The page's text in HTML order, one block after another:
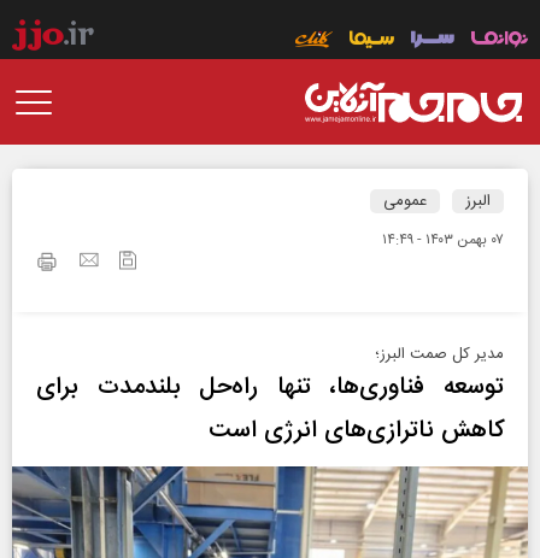
البرز عمومی
۰۷ بهمن ۱۴۰۳ - ۱۴:۴۹
مدیر کل صمت البرز؛
توسعه فناوری‌ها، تنها راه‌حل بلندمدت برای
کاهش ناترازی‌های انرژی است